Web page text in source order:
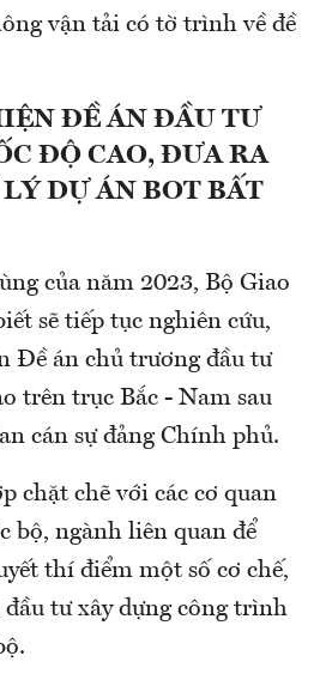
vận tải có tờ trình về đề
ĐỀ ÁN ĐẦU TƯ
ĐỘ CAO, ĐƯA RA
DỰ ÁN BOT BẤT
của năm 2023, Bộ Giao
sẽ tiếp tục nghiên cứu,
Đề án chủ trương đầu tư
trên trục Bắc - Nam sau
cán sự đảng Chính phủ.
chặt chẽ với các cơ quan
bộ, ngành liên quan để
thí điểm một số cơ chế,
tư xây dựng công trình